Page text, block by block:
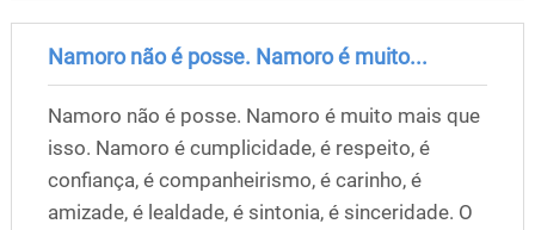
Namoro não é posse. Namoro é muito...
Namoro não é posse. Namoro é muito mais que
isso. Namoro é cumplicidade, é respeito, é
confiança, é companheirismo, é carinho, é
amizade, é lealdade, é sintonia, é sinceridade. O